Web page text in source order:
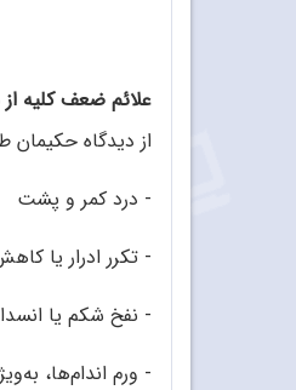
علائم ضعف کلیه
از دیدگاه
- درد کمر و پشت
- تکرر ادرار یا
- نفخ شکم یا
- ورم اندام‌ها،